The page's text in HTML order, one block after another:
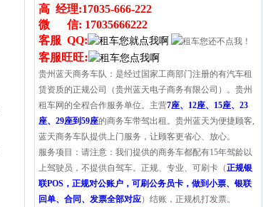
高 经理:17035-666-222
微 信: 17035666222
客服 QQ:
客服旺旺:
贵州蓝天商务车队：是经过国家工商部门注册的有汽车租
赁资质的正规公司（贵州蓝天电子商务有限公司）。贵州
租车网的全程合作服务单位。主营7座、12座、15座、23
座、29座到59座的商务车带驾出租。贵州蓝天为便捷顾客,
蓝天商务车队提供上门服务，让顾客更省心、放心。
服务项目：请注意：我们提供的商务车都配有15年驾龄以
上驾驶员，不提供自驾车。正规、专业、可刷卡（正规银
联POS，正规对公账户，可刷公务员卡，做到小票、银联
回单、合同、发票全部对应）结账，正规机打发票。